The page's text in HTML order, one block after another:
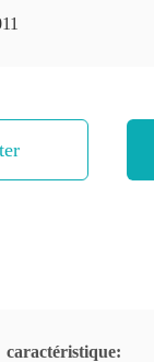
caractéristique: